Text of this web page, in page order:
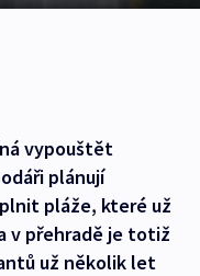
vypouštět
plánují
pláže, které už
v přehradě je totiž
už několik let